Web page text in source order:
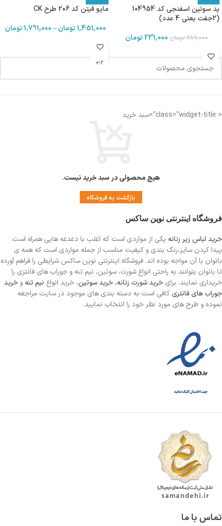
پد سوتین اسفنجی کد 104954
(2جفت یعنی 4 عدد)
289,000 تومان 231,000تومان
مایو فیتن کد 206 طرح CK
1,451,000تومان–
1,791,000تومان
< class="widget-title">سبد خرید
هیچ محصولی در سبد خرید نیست.
بازگشت به فروشگاه
فروشگاه اینترنتی نوین ساکس
خرید لباس زیر زنانه یکی از مواردی است که اغلب با دغدغه هایی همراه است.
پیدا کردن سایز،رنگ بندی و کیفیت مناسب از جمله مواردی است که همه ی
بانوان با آن مواجه بوده اند. فروشگاه اینترنتی نوین ساکس شرایطی را فراهم آورده
تا بانوان بتوانند به راحتی انواع شورت، سوتین، نیم تنه و جوراب های فانتزی را
خریداری نمایند. برای خرید شورت زنانه، خرید سوتین، خرید انواع نیم تنه و خرید
جوراب های فانتری کافی است به دسته بندی های موجود در سایت مراجعه
نموده و طرح های مورد نظر خود را انتخاب نمایید.
تماس با ما